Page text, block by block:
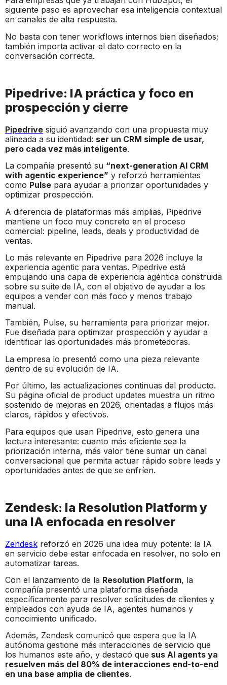
siguiente paso es aprovechar esa inteligencia contextual
en canales de alta respuesta.
No basta con tener workflows internos bien diseñados;
también importa activar el dato correcto en la
conversación correcta.
Pipedrive: IA práctica y foco en
prospección y cierre
Pipedrive siguió avanzando con una propuesta muy
alineada a su identidad: ser un CRM simple de usar,
pero cada vez más inteligente.
La compañía presentó su “next-generation AI CRM
with agentic experience” y reforzó herramientas
como Pulse para ayudar a priorizar oportunidades y
optimizar prospección.
A diferencia de plataformas más amplias, Pipedrive
mantiene un foco muy concreto en el proceso
comercial: pipeline, leads, deals y productividad de
ventas.
Lo más relevante en Pipedrive para 2026 incluye la
experiencia agentic para ventas. Pipedrive está
empujando una capa de experiencia agéntica construida
sobre su suite de IA, con el objetivo de ayudar a los
equipos a vender con más foco y menos trabajo
manual.
También, Pulse, su herramienta para priorizar mejor.
Fue diseñada para optimizar prospección y ayudar a
identificar las oportunidades más prometedoras.
La empresa lo presentó como una pieza relevante
dentro de su evolución de IA.
Por último, las actualizaciones continuas del producto.
Su página oficial de product updates muestra un ritmo
sostenido de mejoras en 2026, orientadas a flujos más
claros, rápidos y efectivos.
Para equipos que usan Pipedrive, esto genera una
lectura interesante: cuanto más eficiente sea la
priorización interna, más valor tiene sumar un canal
conversacional que permita actuar rápido sobre leads y
oportunidades antes de que se enfríen.
Zendesk: la Resolution Platform y
una IA enfocada en resolver
Zendesk reforzó en 2026 una idea muy potente: la IA
en servicio debe estar enfocada en resolver, no solo en
automatizar tareas.
Con el lanzamiento de la Resolution Platform, la
compañía presentó una plataforma diseñada
específicamente para resolver solicitudes de clientes y
empleados con ayuda de IA, agentes humanos y
conocimiento unificado.
Además, Zendesk comunicó que espera que la IA
autónoma gestione más interacciones de servicio que
los humanos este año, y destacó que sus AI agents ya
resuelven más del 80% de interacciones end-to-end
en una base amplia de clientes.